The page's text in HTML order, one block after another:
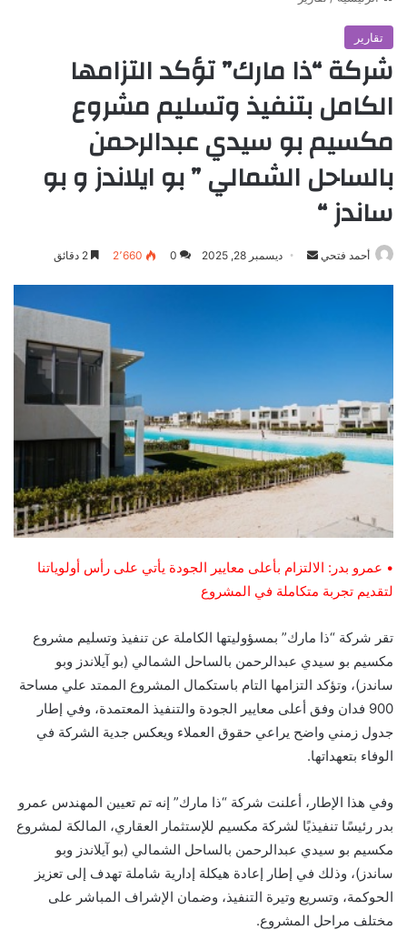
تقارير
شركة “ذا مارك” تؤكد التزامها
الكامل بتنفيذ وتسليم مشروع
مكسيم بو سيدي عبدالرحمن
بالساحل الشمالي ” بو ايلاندز و بو
ساندز “
أحمد فتحي
أرسل ديسمبر 28, 2025 0 2٬660
• عمرو بدر: الالتزام بأعلى معايير الجودة يأتي على رأس أولوياتنا
لتقديم تجربة متكاملة في المشروع
تقر شركة “ذا مارك” بمسؤوليتها الكاملة عن تنفيذ وتسليم مشروع
مكسيم بو سيدي عبدالرحمن بالساحل الشمالي (بو آيلاندز وبو
ساندز)، وتؤكد التزامها التام باستكمال المشروع الممتد علي مساحة
900 فدان وفق أعلى معايير الجودة والتنفيذ المعتمدة، وفي إطار
جدول زمني واضح يراعي حقوق العملاء ويعكس جدية الشركة في
الوفاء بتعهداتها.
وفي هذا الإطار، أعلنت شركة “ذا مارك” إنه تم تعيين المهندس عمرو
بدر رئيسًا تنفيذيًا لشركة مكسيم للإستثمار العقاري، المالكة لمشروع
مكسيم بو سيدي عبدالرحمن بالساحل الشمالي (بو آيلاندز وبو
ساندز)، وذلك في إطار إعادة هيكلة إدارية شاملة تهدف إلى تعزيز
الحوكمة، وتسريع وتيرة التنفيذ، وضمان الإشراف المباشر على
مختلف مراحل المشروع.